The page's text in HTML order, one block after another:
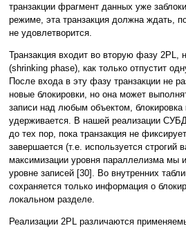
транзакции фрагмент данных уже
режиме, эта транзакция должна ждать,
не удовлетворится.
Транзакция входит во вторую фазу
(shrinking phase), как только отпустит
После входа в эту фазу транзакции не
новые блокировки, но она может
записи над любым объектом, блокировка
удерживается. В нашей реализации
до тех пор, пока транзакция не
завершается (т.е. используется строгий
максимизации уровня параллелизма мы
уровне записей [30]. Во внутренних
сохраняется только информация о
локальном разделе.
Реализации 2PL различаются